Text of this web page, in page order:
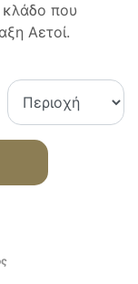
κλάδο που
Αετοί.